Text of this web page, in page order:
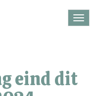
eind dit